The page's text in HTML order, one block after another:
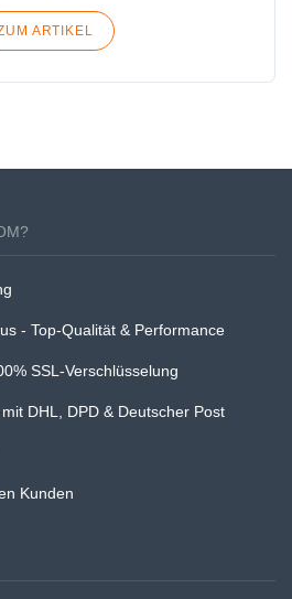
ARTIKEL
- Top-Qualität & Performance
SSL-Verschlüsselung
DHL, DPD & Deutscher Post
Kunden